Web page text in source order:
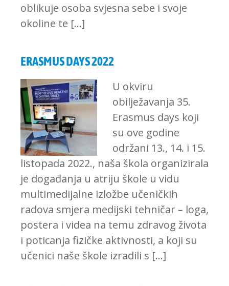
oblikuje osoba svjesna sebe i svoje
okoline te […]
ERASMUS DAYS 2022
U okviru
obilježavanja 35.
Erasmus days koji
su ove godine
održani 13., 14. i 15.
listopada 2022., naša škola organizirala
je događanja u atriju škole u vidu
multimedijalne izložbe učeničkih
radova smjera medijski tehničar – loga,
postera i videa na temu zdravog života
i poticanja fizičke aktivnosti, a koji su
učenici naše škole izradili s […]